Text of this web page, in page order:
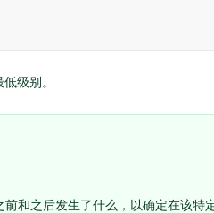
级别。
和之后发生了什么，以确定在该特